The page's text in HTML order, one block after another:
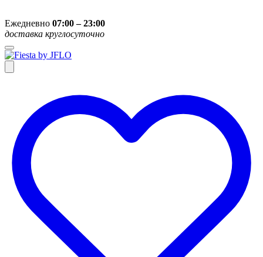
Ежедневно 07:00 – 23:00
доставка круглосуточно